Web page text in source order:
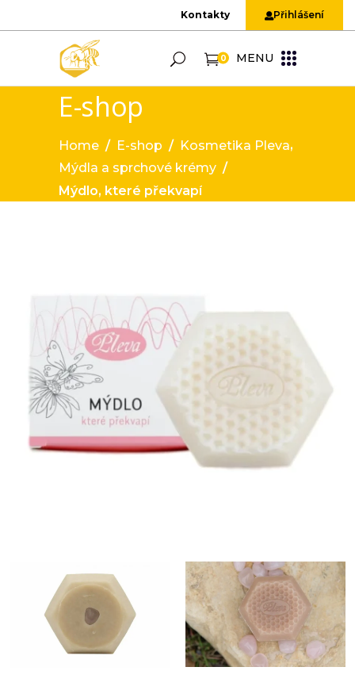
Kontakty Přihlášení
0 MENU
E-shop
Home / E-shop / Kosmetika Pleva,
Mýdla a sprchové krémy /
Mýdlo, které překvapí